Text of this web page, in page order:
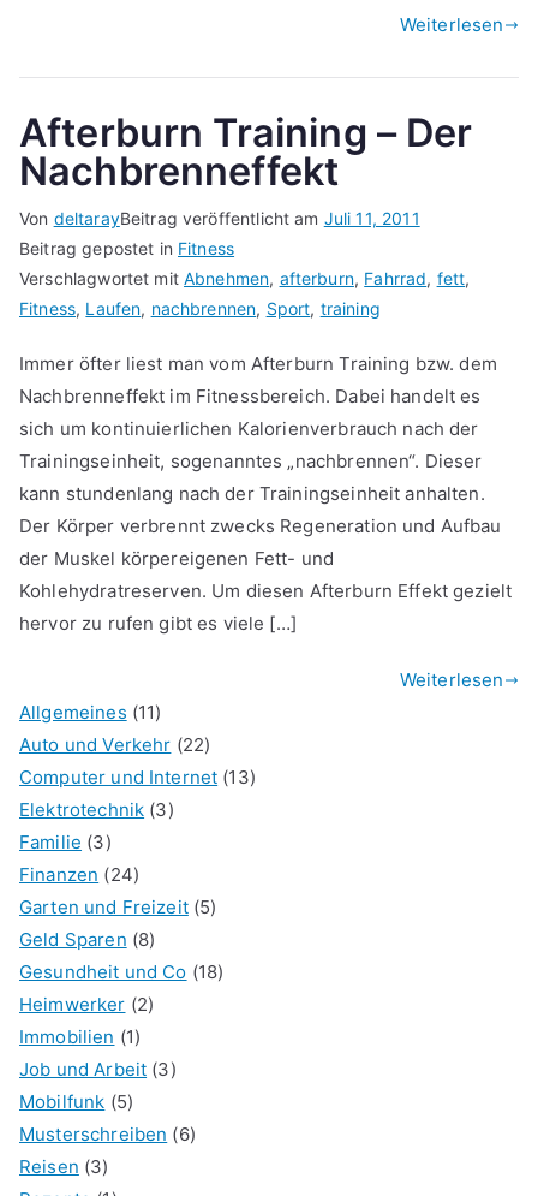
Weiterlesen
Afterburn Training – Der
Nachbrenneffekt
Von deltarayBeitrag veröffentlicht am Juli 11, 2011
Beitrag gepostet in Fitness
Verschlagwortet mitAbnehmen, afterburn, Fahrrad, fett,
Fitness, Laufen, nachbrennen, Sport, training
Immer öfter liest man vom Afterburn Training bzw. dem
Nachbrenneffekt im Fitnessbereich. Dabei handelt es
sich um kontinuierlichen Kalorienverbrauch nach der
Trainingseinheit, sogenanntes „nachbrennen“. Dieser
kann stundenlang nach der Trainingseinheit anhalten.
Der Körper verbrennt zwecks Regeneration und Aufbau
der Muskel körpereigenen Fett- und
Kohlehydratreserven. Um diesen Afterburn Effekt gezielt
hervor zu rufen gibt es viele […]
Weiterlesen
Allgemeines (11)
Auto und Verkehr (22)
Computer und Internet (13)
Elektrotechnik (3)
Familie (3)
Finanzen (24)
Garten und Freizeit(5)
Geld Sparen (8)
Gesundheit und Co (18)
Heimwerker (2)
Immobilien (1)
Job und Arbeit (3)
Mobilfunk (5)
Musterschreiben (6)
Reisen (3)